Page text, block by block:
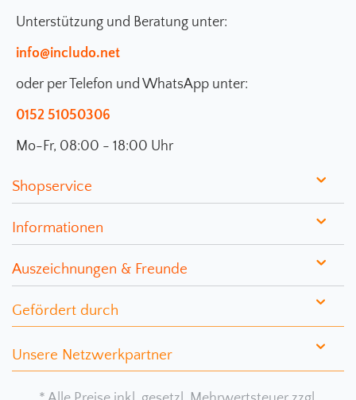
Unterstützung und Beratung unter:
info@includo.net
oder per Telefon und WhatsApp unter:
0152 51050306
Mo-Fr, 08:00 - 18:00 Uhr
Shopservice
Informationen
Auszeichnungen & Freunde
Gefördert durch
Unsere Netzwerkpartner